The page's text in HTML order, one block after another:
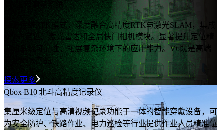
V6 工程测量系统
突破传统RTK模式，深度融合高精度RTK与激光SLAM，集成
GNSS定位、激光雷达和全局快门相机模块。显著提升定位精
度和系统可靠性，拓展复杂环境下的应用能力。V6既是高端
专业RTK产品
探索更多
Qbox B10 北斗高精度记录仪
集厘米级定位与高清视频记录功能于一体的智能穿戴设备，可
为安全防护、铁路作业、电力巡检等行业提供作业人员精准位